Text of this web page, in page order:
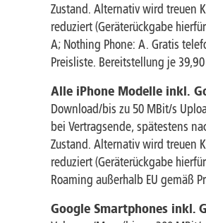
Zustand. Alternativ wird treuen
reduziert (Geräterückgabe
A; Nothing Phone: A. Gratis
Preisliste. Bereitstellung je
Alle iPhone Modelle inkl.
Download/bis zu 50 MBit/s
bei Vertragsende, spätestens
Zustand. Alternativ wird treuen
reduziert (Geräterückgabe
Roaming außerhalb EU gemäß
Google Smartphones inkl.